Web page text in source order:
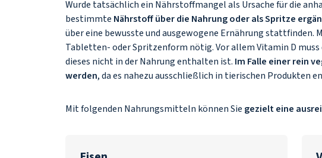
Wurde tatsächlich ein Nährstoffmangel als Ursache für die
bestimmte Nährstoff über die Nahrung oder als Spritze
über eine bewusste und ausgewogene Ernährung stattfinden.
Tabletten- oder Spritzenform nötig. Vor allem Vitamin D
dieses nicht in der Nahrung enthalten ist. Im Falle einer rein
werden, da es nahezu ausschließlich in tierischen Produkten
Mit folgenden Nahrungsmitteln können Sie gezielt eine